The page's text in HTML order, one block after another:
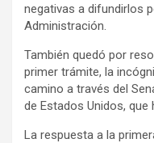
negativas a difundirlos
Administración.
También quedó por
primer trámite, la
camino a través del
de Estados Unidos,
La respuesta a la